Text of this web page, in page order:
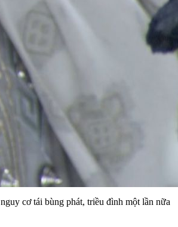
cơ tái bùng phát, triều đình một lần nữa